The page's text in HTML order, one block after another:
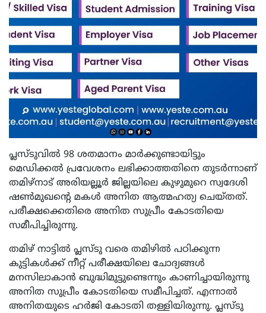
പ്ലസ്ടുവില്‍ 98 ശതമാനം മാര്‍ക്കുണ്ടായിട്ടും
മെഡിക്കല്‍ പ്രവേശനം ലഭിക്കാത്തതിനെ തുടര്‍ന്നാണ്
തമിഴ്‌നാട് അരിയല്ലൂര്‍ ജില്ലയിലെ കുഴുമുറെ സ്വദേശി
ഷണ്‍മുഖന്റെ മകള്‍ അനിത ആത്മഹത്യ ചെയ്തത്.
പരീക്ഷക്കെതിരെ അനിത സുപ്രീം കോടതിയെ
സമീപിച്ചിരുന്നു.
തമിഴ് നാട്ടില്‍ പ്ലസ്ടു വരെ തമിഴില്‍ പഠിക്കുന്ന
കുട്ടികള്‍ക്ക് നീറ്റ് പരീക്ഷയിലെ ചോദ്യങ്ങള്‍
മനസിലാകാന്‍ ബുദ്ധിമുട്ടുണ്ടെന്നും കാണിച്ചായിരുന്നു
അനിത സുപ്രീം കോടതിയെ സമീപിച്ചത്. എന്നാല്‍
അനിതയുടെ ഹര്‍ജി കോടതി തള്ളിയിരുന്നു. പ്ലസ്ടു